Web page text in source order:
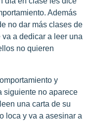
Además
no dar más clases de
va a dedicar a leer una
no quieren
y
siguiente no aparece
una carta de su
loca y va a asesinar a